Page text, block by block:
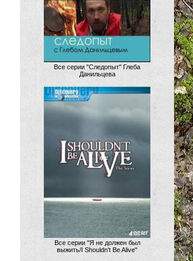
Все серии "Следопыт" Глеба
Данильцева
Все серии "Я не должен был
выжить/I Shouldn't Be Alive"